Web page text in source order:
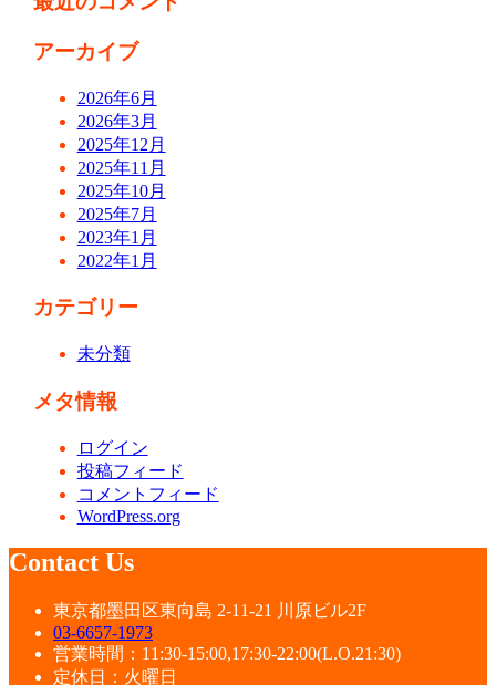
アーカイブ
2026年6月
2026年3月
2025年12月
2025年11月
2025年10月
2025年7月
2023年1月
2022年1月
カテゴリー
未分類
メタ情報
ログイン
投稿フィード
コメントフィード
WordPress.org
Contact Us
東京都墨田区東向島 2-11-21 川原ビル2F
03-6657-1973
営業時間：11:30-15:00,17:30-22:00(L.O.21:30)
定休日：火曜日